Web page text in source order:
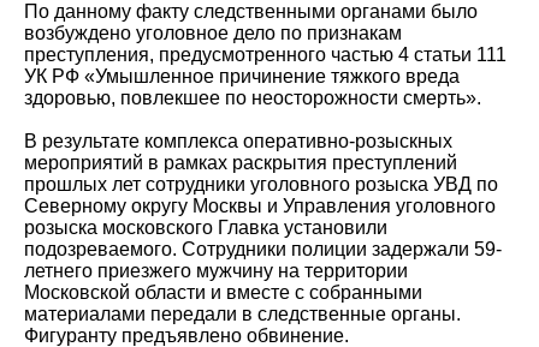
По данному факту следственными органами было
возбуждено уголовное дело по признакам
преступления, предусмотренного частью 4 статьи 111
УК РФ «Умышленное причинение тяжкого вреда
здоровью, повлекшее по неосторожности смерть».
В результате комплекса оперативно-розыскных
мероприятий в рамках раскрытия преступлений
прошлых лет сотрудники уголовного розыска УВД по
Северному округу Москвы и Управления уголовного
розыска московского Главка установили
подозреваемого. Сотрудники полиции задержали 59-
летнего приезжего мужчину на территории
Московской области и вместе с собранными
материалами передали в следственные органы.
Фигуранту предъявлено обвинение.